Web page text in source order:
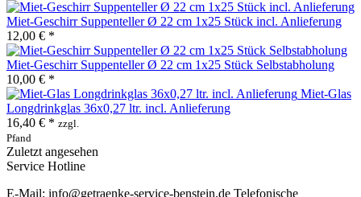
Miet-Geschirr Suppenteller Ø 22 cm 1x25 Stück incl. Anlieferung
12,00 € *
Miet-Geschirr Suppenteller Ø 22 cm 1x25 Stück Selbstabholung
10,00 € *
Miet-Glas
Longdrinkglas 36x0,27 ltr. incl. Anlieferung
16,40 € * zzgl.
Pfand
Zuletzt angesehen
Service Hotline
E-Mail: info@getraenke-service-benstein.de Telefonische